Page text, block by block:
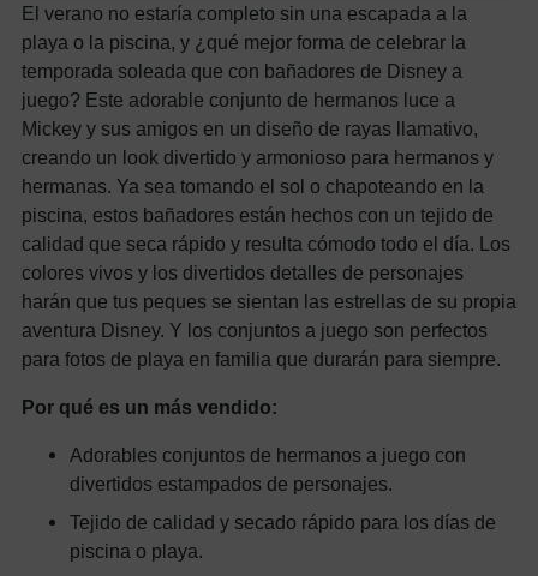
El verano no estaría completo sin una escapada a la
playa o la piscina, y ¿qué mejor forma de celebrar la
temporada soleada que con bañadores de Disney a
juego? Este adorable conjunto de hermanos luce a
Mickey y sus amigos en un diseño de rayas llamativo,
creando un look divertido y armonioso para hermanos y
hermanas. Ya sea tomando el sol o chapoteando en la
piscina, estos bañadores están hechos con un tejido de
calidad que seca rápido y resulta cómodo todo el día. Los
colores vivos y los divertidos detalles de personajes
harán que tus peques se sientan las estrellas de su propia
aventura Disney. Y los conjuntos a juego son perfectos
para fotos de playa en familia que durarán para siempre.
Por qué es un más vendido:
Adorables conjuntos de hermanos a juego con
divertidos estampados de personajes.
Tejido de calidad y secado rápido para los días de
piscina o playa.